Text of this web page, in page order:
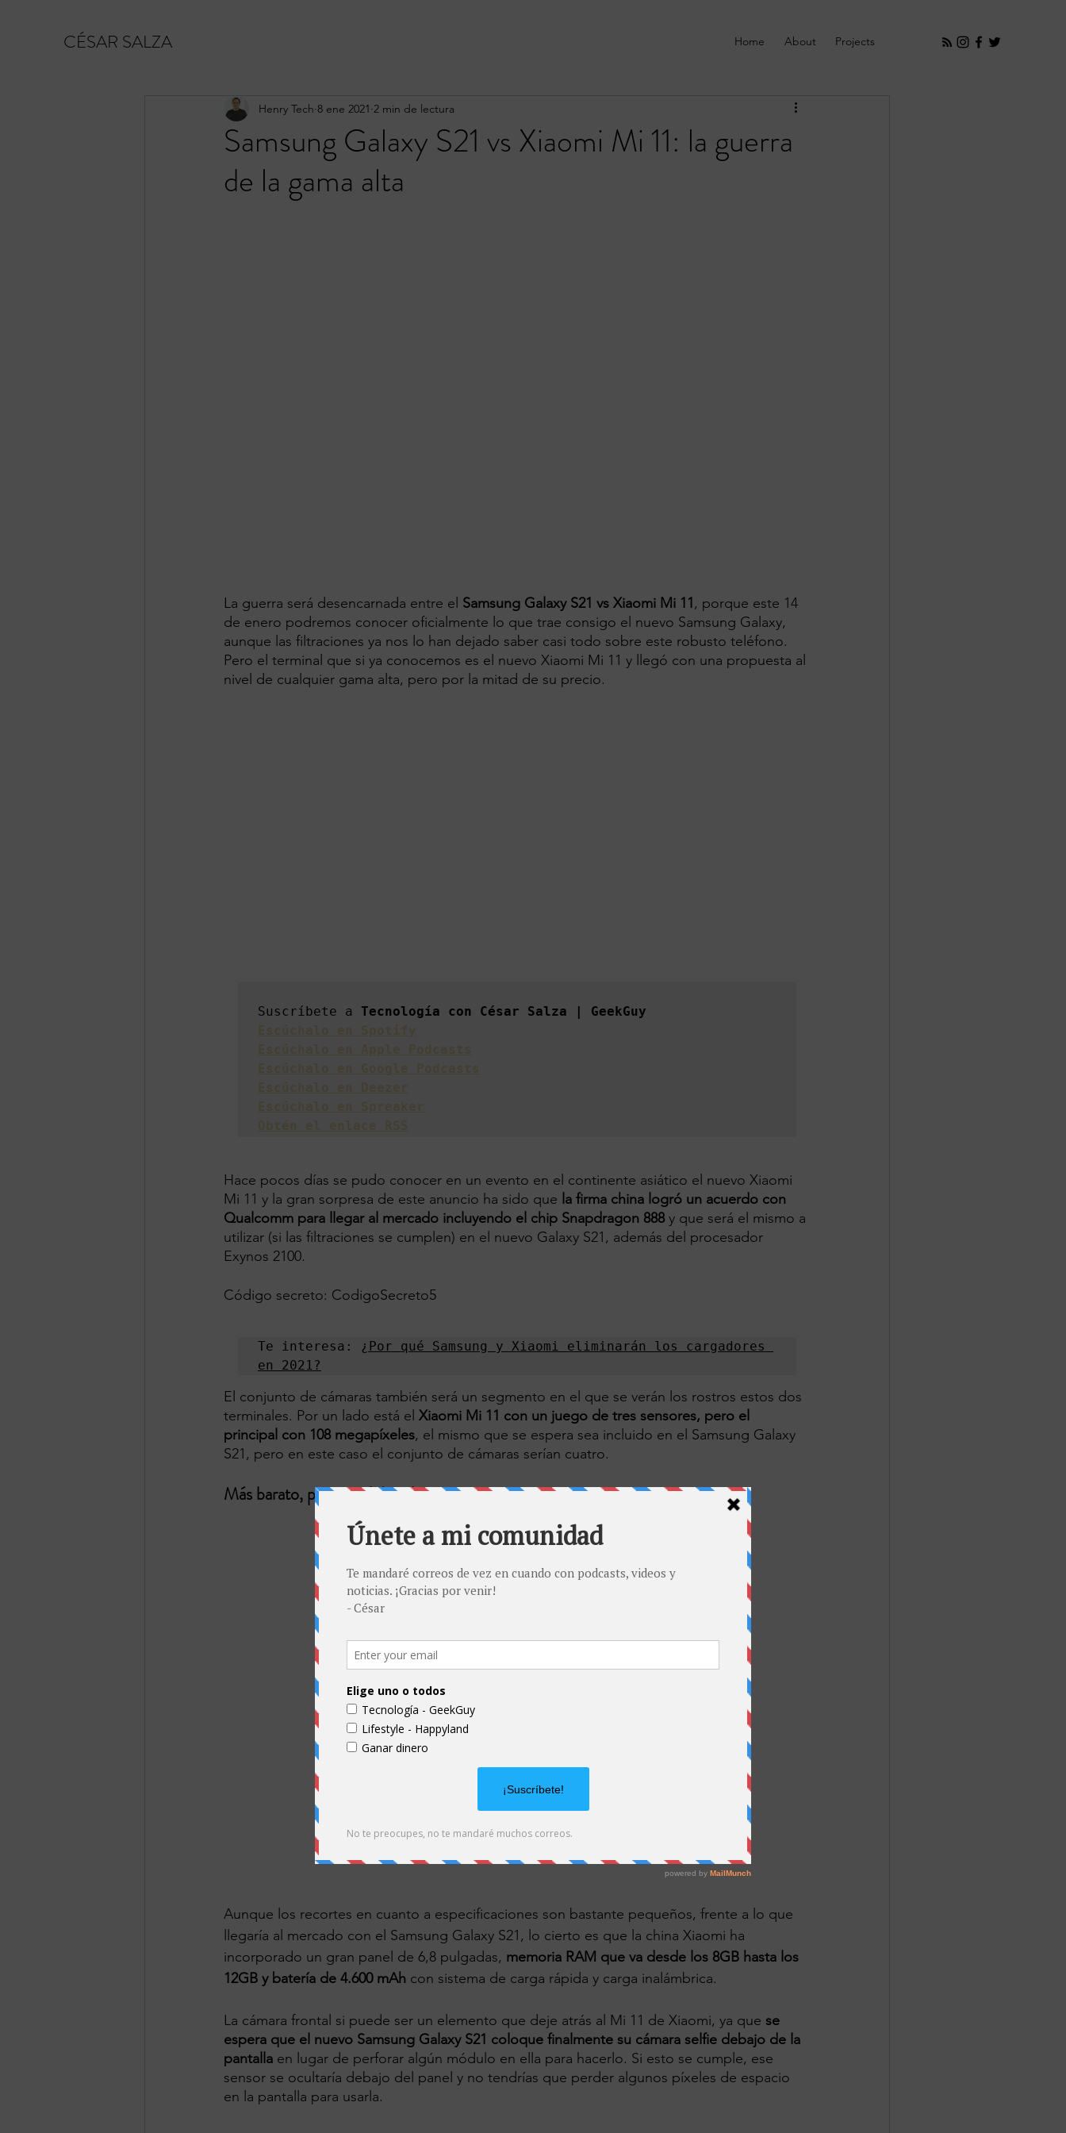
CÉSAR SALZA Home About Projects
Samsung Galaxy S21 vs Xiaomi Mi 11: la guerra
de la gama alta
Henry Tech 8 ene 2021 2 min de lectura
La guerra será desencarnada entre el Samsung Galaxy S21 vs Xiaomi Mi 11 , porque este 14
de enero podremos conocer oficialmente lo que trae consigo el nuevo Samsung Galaxy,
aunque las filtraciones ya nos lo han dejado saber casi todo sobre este robusto teléfono.
Pero el terminal que si ya conocemos es el nuevo Xiaomi Mi 11 y llegó con una propuesta al
nivel de cualquier gama alta, pero por la mitad de su precio.
Suscríbete a
Hace pocos días se pudo conocer en un evento en el continente asiático el nuevo Xiaomi
Mi 11 y la gran sorpresa de este anuncio ha sido que la firma china logró un acuerdo con
Qualcomm para llegar al mercado incluyendo el chip Snapdragon 888 y que será el mismo a
utilizar (si las filtraciones se cumplen) en el nuevo Galaxy S21, además del procesador
Exynos 2100.
Código secreto: CodigoSecreto5
Te interesa:
¿Por qué Samsung y Xiaomi eliminarán los cargadores
en 2021?
El conjunto de cámaras también será un segmento en el que se verán los rostros estos dos
terminales. Por un lado está el Xiaomi Mi 11 con un juego de tres sensores, pero el
principal con 108 megapíxeles, el mismo que se espera sea incluido en el Samsung Galaxy
S21, pero en este caso el conjunto de cámaras serían cuatro.
Más barato, pero igual de robusto: Xiaomi Mi 11
Aunque los recortes en cuanto a especificaciones son bastante pequeños, frente a lo que
llegaría al mercado con el Samsung Galaxy S21, lo cierto es que la china Xiaomi ha
incorporado un gran panel de 6,8 pulgadas, memoria RAM que va desde los 8GB hasta los
12GB y batería de 4.600 mAh con sistema de carga rápida y carga inalámbrica.
La cámara frontal si puede ser un elemento que deje atrás al Mi 11 de Xiaomi, ya que se
espera que el nuevo Samsung Galaxy S21 coloque finalmente su cámara selfie debajo de la
pantalla en lugar de perforar algún módulo en ella para hacerlo. Si esto se cumple, ese
sensor se ocultaría debajo del panel y no tendrías que perder algunos píxeles de espacio
en la pantalla para usarla.